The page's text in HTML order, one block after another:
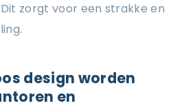
zorgt voor een strakke en
design worden
en